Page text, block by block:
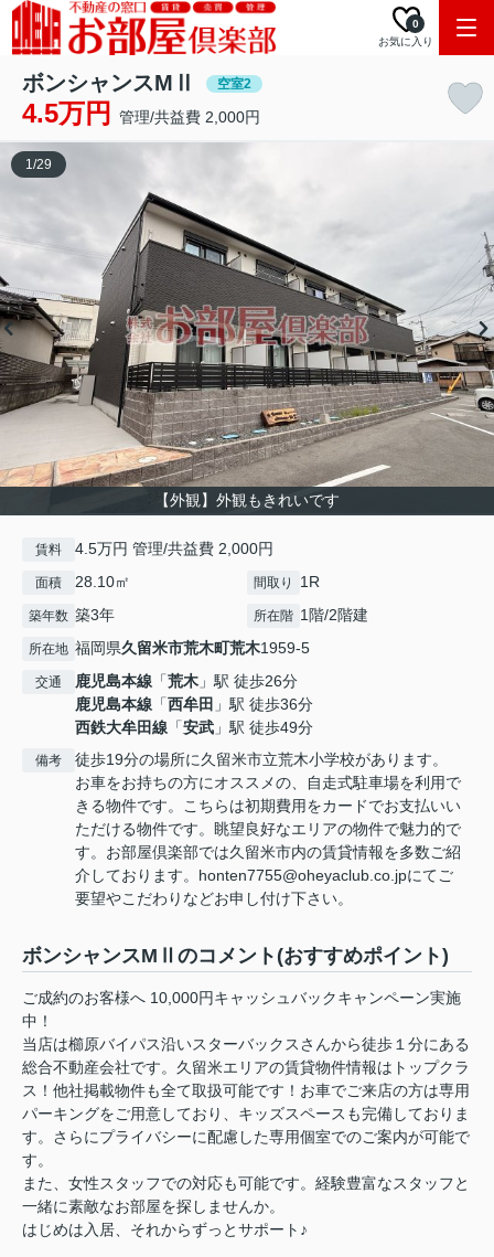
お気に入り
0
ボンシャンスMⅡ 空室2
4.5万円 管理/共益費 2,000円
【外観】外観もきれいです
1/29
賃料 4.5万円 管理/共益費 2,000円
面積 28.10㎡ 間取り 1R
築年数 築3年 所在階 1階/2階建
所在地 福岡県久留米市荒木町荒木1959-5
交通 鹿児島本線 「荒木 」駅 徒歩26分
鹿児島本線 「西牟田 」駅 徒歩36分
西鉄大牟田線 「安武 」駅 徒歩49分
備考
徒歩19分の場所に久留米市立荒木小学校があります。
お車をお持ちの方にオススメの、自走式駐車場を利用で
きる物件です。こちらは初期費用をカードでお支払いい
ただける物件です。眺望良好なエリアの物件で魅力的で
す。お部屋倶楽部では久留米市内の賃貸情報を多数ご紹
介しております。honten7755@oheyaclub.co.jpにてご
要望やこだわりなどお申し付け下さい。
ボンシャンスMⅡのコメント(おすすめポイント)
ご成約のお客様へ 10,000円キャッシュバックキャンペーン実施
中！
当店は櫛原バイパス沿いスターバックスさんから徒歩１分にある
総合不動産会社です。久留米エリアの賃貸物件情報はトップクラ
ス！他社掲載物件も全て取扱可能です！お車でご来店の方は専用
パーキングをご用意しており、キッズスペースも完備しておりま
す。さらにプライバシーに配慮した専用個室でのご案内が可能で
す。
また、女性スタッフでの対応も可能です。経験豊富なスタッフと
一緒に素敵なお部屋を探しませんか。
はじめは入居、それからずっとサポート♪